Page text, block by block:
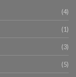
(4)
(1)
(3)
(5)